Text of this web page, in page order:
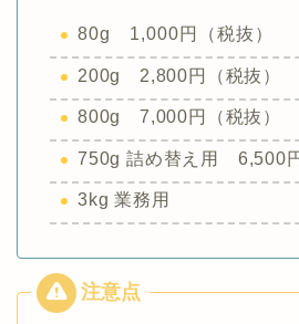
80g 1,000円（税抜）
200g 2,800円（税抜）
800g 7,000円（税抜）
750g 詰め替え用 6,500円
3kg 業務用